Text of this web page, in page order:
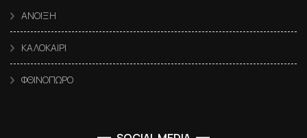
ΑΝΟΙΞΗ
ΚΑΛΟΚΑΙΡΙ
ΦΘΙΝΟΠΩΡΟ